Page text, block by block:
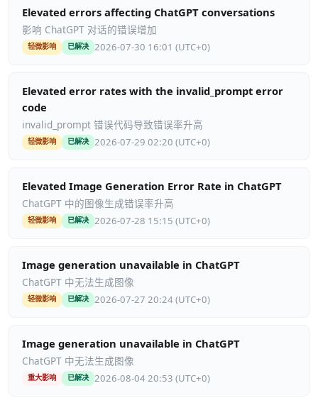
Elevated errors affecting ChatGPT conversations
影响 ChatGPT 对话的错误增加
轻微影响 已解决 2026-07-30 16:01 (UTC+0)
Elevated error rates with the invalid_prompt error
code
invalid_prompt 错误代码导致错误率升高
轻微影响 已解决 2026-07-29 02:20 (UTC+0)
Elevated Image Generation Error Rate in ChatGPT
ChatGPT 中的图像生成错误率升高
轻微影响 已解决 2026-07-28 15:15 (UTC+0)
Image generation unavailable in ChatGPT
ChatGPT 中无法生成图像
轻微影响 已解决 2026-07-27 20:24 (UTC+0)
Image generation unavailable in ChatGPT
ChatGPT 中无法生成图像
重大影响 已解决 2026-08-04 20:53 (UTC+0)